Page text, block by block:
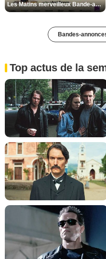
Les Matins merveilleux Bande-annonce VF
Bandes-
Top actus de la